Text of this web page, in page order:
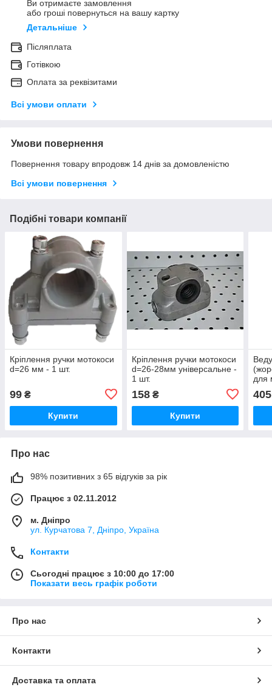
Ви отримаєте замовлення
або гроші повернуться на вашу картку
Детальніше
Післяплата
Готівкою
Оплата за реквізитами
Всі умови оплати
Умови повернення
Повернення товару впродовж 14 днів за домовленістю
Всі умови повернення
Подібні товари компанії
Кріплення ручки мотокоси
d=26 мм - 1 шт.
99 ₴
Купити
Кріплення ручки мотокоси
d=26-28мм універсальне -
1 шт.
158₴
Купити
для
405
Про нас
98% позитивних з 65 відгуків за рік
Працює з 02.11.2012
м. Дніпро
ул. Курчатова 7, Дніпро, Україна
Контакти
Сьогодні працює з 10:00 до 17:00
Показати весь графік роботи
Про нас
Контакти
Доставка та оплата